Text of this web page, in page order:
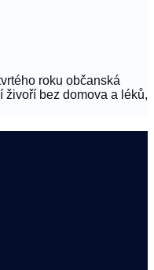
roku občanská
bez domova a léků,